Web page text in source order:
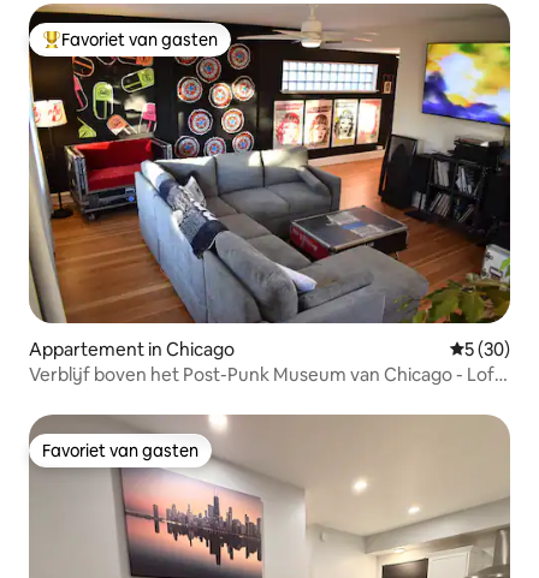
Topfavoriet van gasten
Favoriet van gasten
Appartement in Chicago
5 (30)
Verblijf boven het Post-Punk Museum van Chicago - Loft
Favoriet van gasten
Favoriet van gasten